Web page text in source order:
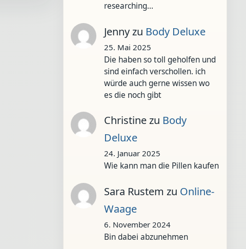
researching…
Jennyzu Body Deluxe
25. Mai 2025
Die haben so toll geholfen und
sind einfach verschollen. ich
würde auch gerne wissen wo
es die noch gibt
Christinezu Body
Deluxe
24. Januar 2025
Wie kann man die Pillen kaufen
Sara Rustem zu Online-
Waage
6. November 2024
Bin dabei abzunehmen